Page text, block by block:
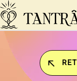
Skip to main content